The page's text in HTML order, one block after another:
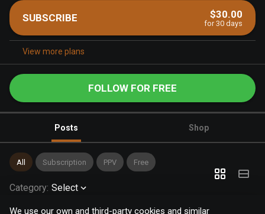
We use our own and third-party cookies and similar
SUBSCRIBE $30.00
for 30 days
View more plans
FOLLOW FOR FREE
Posts Shop
All Subscription PPV Free
Category: Select